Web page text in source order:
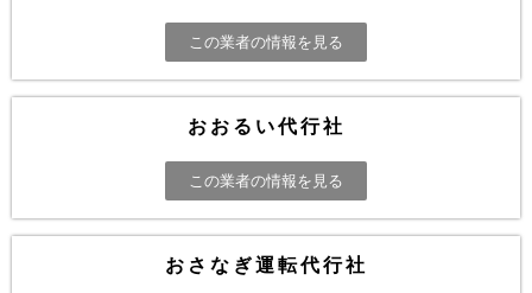
この業者の情報を見る
おおるい代行社
この業者の情報を見る
おさなぎ運転代行社